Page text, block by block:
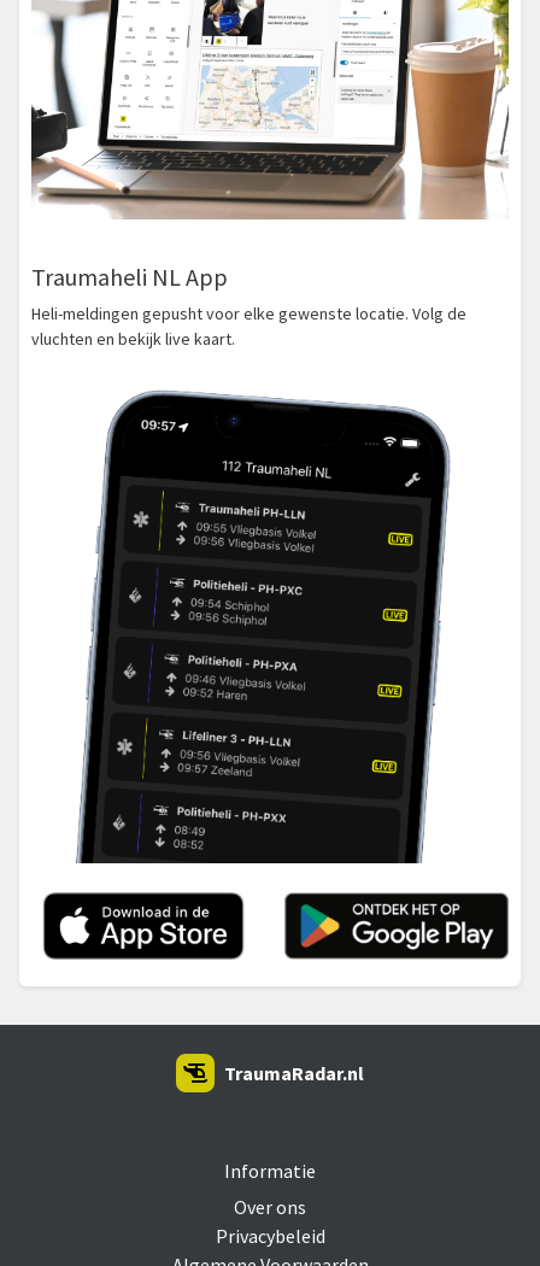
Traumaheli NL App
Heli-meldingen gepusht voor elke gewenste locatie. Volg de
vluchten en bekijk live kaart.
Informatie
Over ons
Privacybeleid
TraumaRadar.nl